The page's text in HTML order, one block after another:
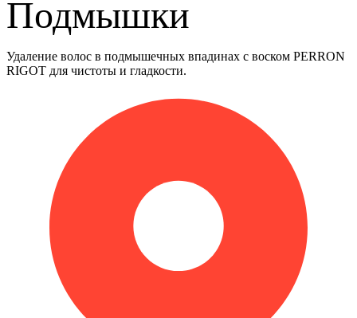
Подмышки
Удаление волос в подмышечных впадинах с воском PERRON
RIGOT для чистоты и гладкости.